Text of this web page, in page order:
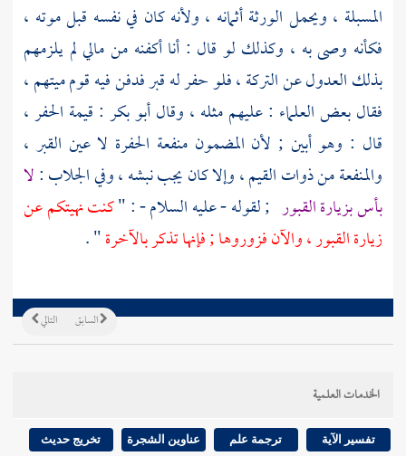
المسبلة ، ويحمل الورثة أثمانه ، ولأنه كان في نفسه قبل موته ،
فكأنه وصى به ، وكذلك لو قال : أنا أكفنه من مالي لم يلزمهم
بذلك العدول عن التركة ، فلو حفر له قبر فدفن فيه قوم ميتهم ،
فقال بعض العلماء : عليهم مثله ، وقالأبو بكر : قيمة الحفر ،
قال : وهو أبين ; لأن المضمون منفعة الحفرة لا عين القبر ،
والمنفعة من ذوات القيم ، وإلا كان يجب نبشه ، وفي الجلاب :لا
بأس بزيارة القبور ; لقوله - عليه السلام - : "كنت نهيتكم عن
زيارة القبور ، والآن فزوروها ; فإنها تذكر بالآخرة" .
التالي السابق
الخدمات العلمية
تفسير الآية ترجمة علم عناوين الشجرة تخريج حديث